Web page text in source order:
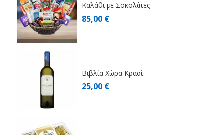
Καλάθι με Σοκολάτες
85,00 €
Βιβλία Χώρα Κρασί
25,00 €